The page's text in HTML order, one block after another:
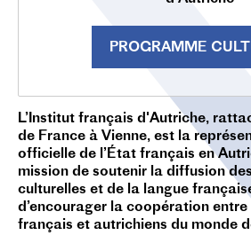
PROGRAMME
L’Institut français d'Autriche,
de France à Vienne, est la
officielle de l’État français en
mission de soutenir la diffusion
culturelles et de la langue
d’encourager la coopération entre
français et autrichiens du monde